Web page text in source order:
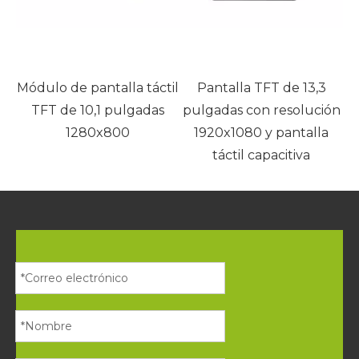
Pantalla TFT de 13,3
pulgadas con resolución
1920x1080 y pantalla